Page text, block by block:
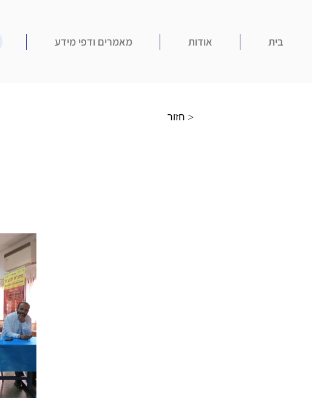
בית אודות מאמרים ודפי מידע
חזור >